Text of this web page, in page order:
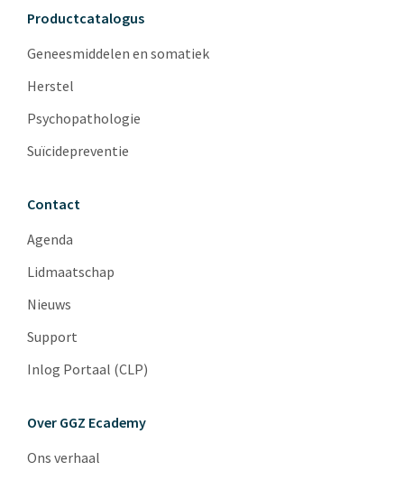
Productcatalogus
Geneesmiddelen en somatiek
Herstel
Psychopathologie
Suïcidepreventie
Contact
Agenda
Lidmaatschap
Nieuws
Support
Inlog Portaal (CLP)
Over GGZ Ecademy
Ons verhaal